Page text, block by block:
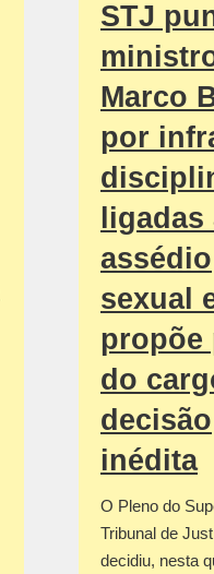
STJ
Marco
por
ligadas
assédio
sexual
propõe
do
decisão
inédita
O Pleno do
Tribunal de
decidiu, nesta